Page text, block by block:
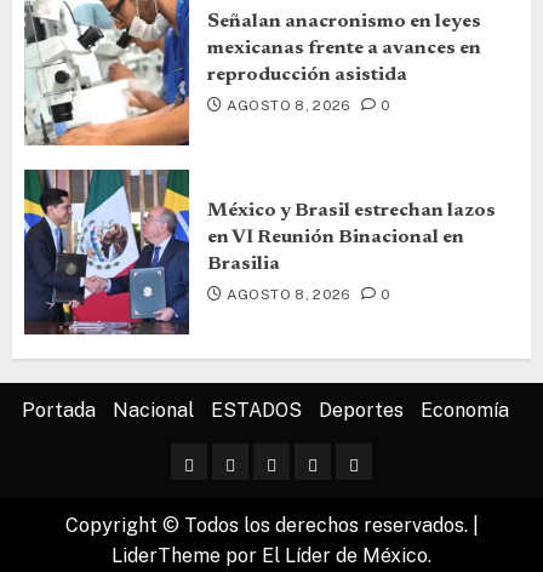
Señalan anacronismo en leyes
mexicanas frente a avances en
reproducción asistida
AGOSTO 8, 2026 0
México y Brasil estrechan lazos
en VI Reunión Binacional en
Brasilia
AGOSTO 8, 2026 0
Portada Nacional ESTADOS Deportes Economía
Copyright © Todos los derechos reservados.
LiderTheme por El Líder de México.